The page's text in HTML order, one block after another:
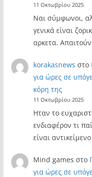
11 Οκτωβρίου 2025
Ναι σύμφωνοι,
γενικά είναι
αρκετα.
korakasnews στο
για ώρες σε
κόρη της
11 Οκτωβρίου 2025
Ηταν το
ενδιαφέρον τι
είναι
Mind games στο
για ώρες σε